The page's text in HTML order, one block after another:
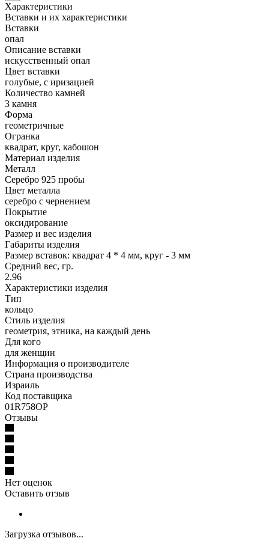
Характеристики
Вставки и их характеристики
Вставки
опал
Описание вставки
искусственный опал
Цвет вставки
голубые, с иризацией
Количество камней
3 камня
Форма
геометричные
Огранка
квадрат, круг, кабошон
Материал изделия
Металл
Серебро 925 пробы
Цвет металла
серебро с чернением
Покрытие
оксидирование
Размер и вес изделия
Габариты изделия
Размер вставок: квадрат 4 * 4 мм, круг - 3 мм
Средний вес, гр.
2.96
Характеристики изделия
Тип
кольцо
Стиль изделия
геометрия, этника, на каждый день
Для кого
для женщин
Информация о производителе
Страна производства
Израиль
Код поставщика
01R758OP
Отзывы
Нет оценок
Оставить отзыв
Загрузка отзывов...